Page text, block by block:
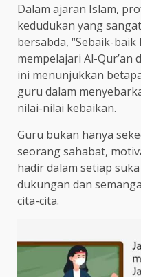
Dalam ajaran Islam,
kedudukan yang
bersabda, “Sebaik-
mempelajari Al-Qur’an
ini menunjukkan
guru dalam
nilai-nilai kebaikan.
Guru bukan hanya
seorang sahabat,
hadir dalam setiap
dukungan dan
cita-cita.